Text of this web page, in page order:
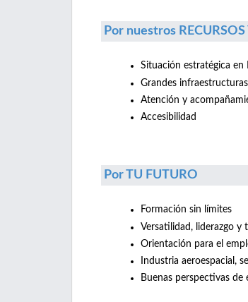
Por nuestros RECURSOS
Situación estratégica en
Grandes infraestructuras
Atención y
Accesibilidad
Por TU FUTURO
Formación sin límites
Versatilidad, liderazgo y
Orientación para el
Industria aeroespacial,
Buenas perspectivas de